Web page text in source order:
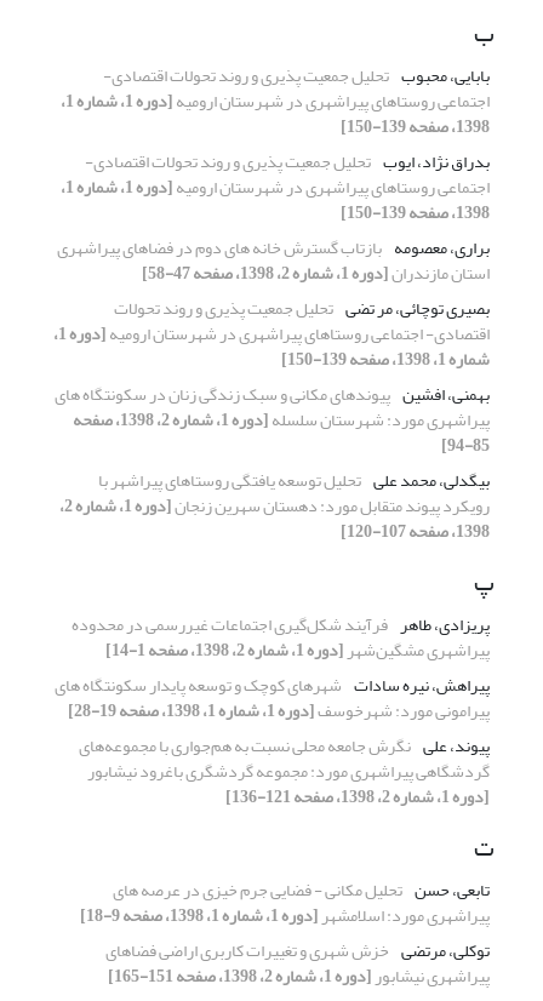
ب
بابایی، محبوب تحلیل جمعیت پذیری و روند تحولات اقتصادی-
اجتماعی روستاهای پیراشهری در شهرستان ارومیه [دوره 1، شماره 1،
1398، صفحه 139-150]
بدراق نژاد، ایوب تحلیل جمعیت پذیری و روند تحولات اقتصادی-
اجتماعی روستاهای پیراشهری در شهرستان ارومیه [دوره 1، شماره 1،
1398، صفحه 139-150]
براری، معصومه بازتاب گسترش خانه های دوم در فضاهای پیراشهری
استان مازندران[دوره 1، شماره 2، 1398، صفحه 47-58]
بصیری توچائی، مر تضی تحلیل جمعیت پذیری و روند تحولات
اقتصادی- اجتماعی روستاهای پیراشهری در شهرستان ارومیه [دوره 1،
شماره 1، 1398، صفحه 139-150]
بهمنی، افشین پیوندهای مکانی و سبک زندگی زنان در سکونتگاه های
پیراشهری مورد: شهرستان سلسله [دوره 1، شماره 2، 1398، صفحه
85-94]
بیگدلی، محمد علی تحلیل توسعه یافتگی روستاهای پیراشهر با
رویکرد پیوند متقابل مورد: دهستان سهرین زنجان [دوره 1، شماره 2،
1398، صفحه 107-120]
پ
پریزادی، طاهر فرآیند شکل‌گیری اجتماعات غیررسمی در محدوده
پیراشهری مشگین‌شهر[دوره 1، شماره 2، 1398، صفحه 1-14]
پیراهش، نیره سادات شهرهای کوچک و توسعه پایدار سکونتگاه های
پیرامونی مورد: شهرخوسف[دوره 1، شماره 1، 1398، صفحه 19-28]
پیوند، علی نگرش جامعه محلی نسبت به هم‌جواری با مجموعه‌های
گردشگاهی پیراشهری مورد: مجموعه گردشگری باغرود نیشابور
[دوره 1، شماره 2، 1398، صفحه 121-136]
ت
تابعی، حسن تحلیل مکانی - فضایی جرم خیزی در عرصه های
پیراشهری مورد: اسلامشهر[دوره 1، شماره 1، 1398، صفحه 9-18]
توکلی، مرتضی خزش شهری و تغییرات کاربری اراضی فضاهای
پیراشهری نیشابور[دوره 1، شماره 2، 1398، صفحه 151-165]